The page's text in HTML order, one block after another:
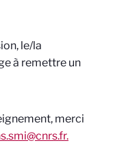
le/la
à remettre un
merci